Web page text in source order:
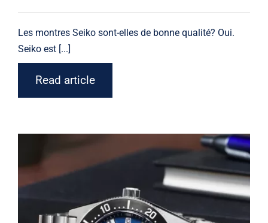
Les montres Seikosont-elles de bonne qualité? Oui.
Seikoest [...]
Read article